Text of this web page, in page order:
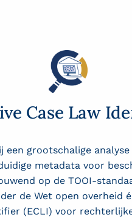
Case Law
een grootschalige
metadata voor
op de TOOI-
de Wet open overheid
(ECLI) voor